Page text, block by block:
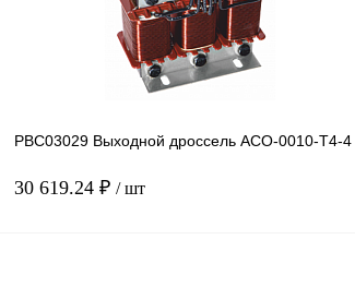
PBC03029 Выходной дроссель ACO-0010-T4-4
30 619.24 ₽ / шт